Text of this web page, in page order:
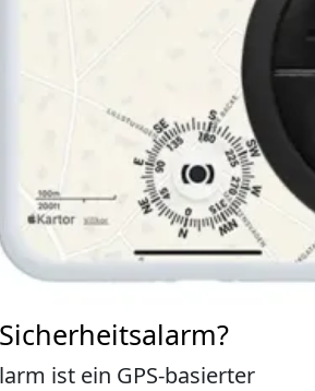
ist ein GPS-basierter